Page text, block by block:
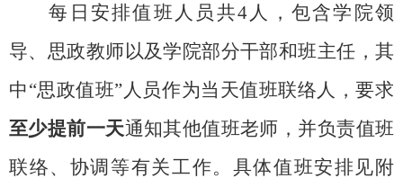
每日安排值班人员共4人，包含学院领
导、思政教师以及学院部分干部和班主任，其
中“思政值班”人员作为当天值班联络人，要求
至少提前一天通知其他值班老师，并负责值班
联络、协调等有关工作。具体值班安排见附